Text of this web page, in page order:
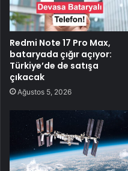
Redmi Note 17 Pro Max,
bataryada çığır açıyor:
Türkiye’de de satışa
çıkacak
Ağustos 5, 2026